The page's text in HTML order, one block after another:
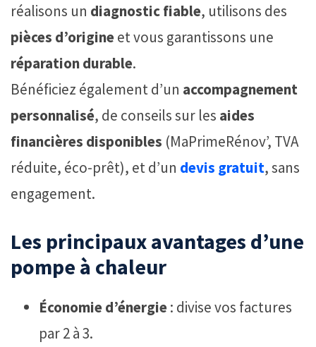
réalisons un diagnostic fiable, utilisons des
pièces d’origineet vous garantissons une
réparation durable.
Bénéficiez également d’un accompagnement
personnalisé, de conseils sur les aides
financières disponibles (MaPrimeRénov’, TVA
réduite, éco-prêt), et d’un devis gratuit, sans
engagement.
Les principaux avantages d’une
pompe à chaleur
Économie d’énergie: divise vos factures
par 2 à 3.